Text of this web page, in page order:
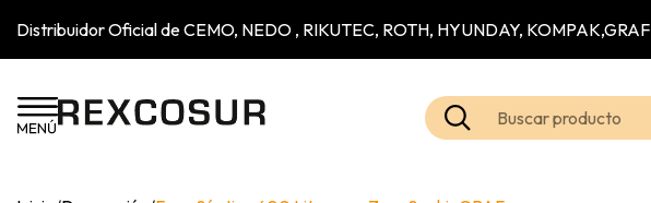
Distribuidor Oficial de CEMO, NEDO , RIKUTEC, ROTH, HYUNDAY, KOMPAK,GRAF